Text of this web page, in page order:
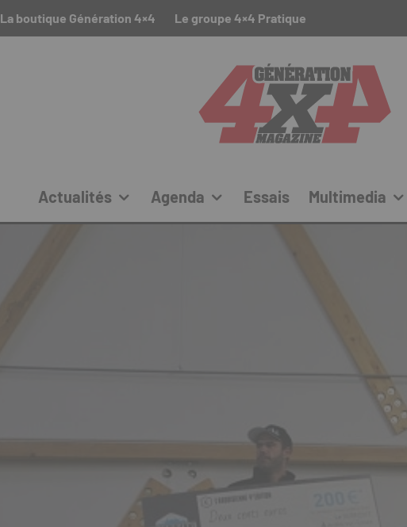
La boutique Génération 4×4 Le groupe 4×4 Pratique
Actualités Agenda Essais Multimedia